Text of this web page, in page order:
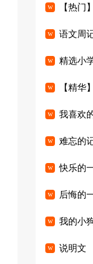
【热门
语文周
精选小
【精华
我喜欢
难忘的
快乐的
后悔的
我的小
说明文